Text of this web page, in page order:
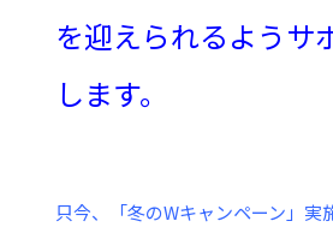
を迎えられるようサ
します。
只今、「冬のWキャンペーン」実